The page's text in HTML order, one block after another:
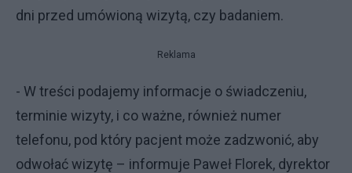
dni przed umówioną wizytą, czy badaniem.
Reklama
- W treści podajemy informacje o świadczeniu,
terminie wizyty, i co ważne, również numer
telefonu, pod który pacjent może zadzwonić, aby
odwołać wizytę – informuje Paweł Florek, dyrektor